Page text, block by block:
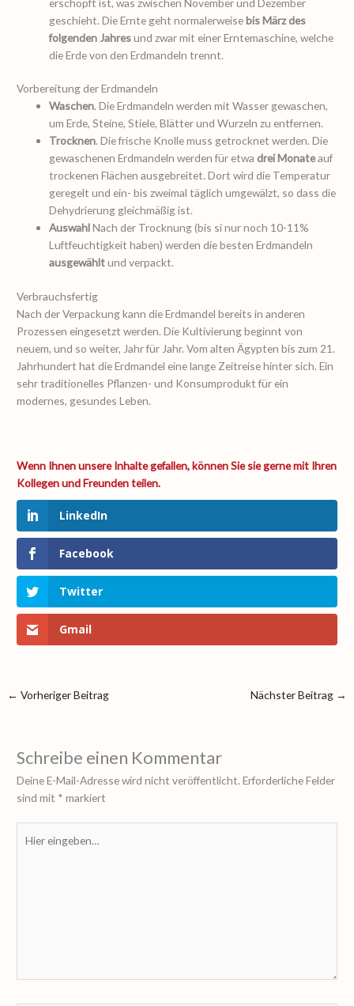
geschieht. Die Ernte geht normalerweisebis März des
folgenden Jahresund zwar mit einer Erntemaschine, welche
die Erde von den Erdmandeln trennt.
Vorbereitung der Erdmandeln
Waschen. Die Erdmandeln werden mit Wasser gewaschen,
um Erde, Steine, Stiele, Blätter und Wurzeln zu entfernen.
Trocknen. Die frische Knolle muss getrocknet werden. Die
gewaschenen Erdmandeln werden für etwa drei Monateauf
trockenen Flächen ausgebreitet. Dort wird die Temperatur
geregelt und ein- bis zweimal täglich umgewälzt, so dass die
Dehydrierung gleichmäßig ist.
AuswahlNach der Trocknung (bis si nur noch 10-11%
Luftfeuchtigkeit haben) werden die besten Erdmandeln
ausgewähltund verpackt.
Verbrauchsfertig
Nach der Verpackung kann die Erdmandel bereits in anderen
Prozessen eingesetzt werden. Die Kultivierung beginnt von
neuem, und so weiter, Jahr für Jahr. Vom alten Ägypten bis zum 21.
Jahrhundert hat die Erdmandel eine lange Zeitreise hinter sich. Ein
sehr traditionelles Pflanzen- und Konsumprodukt für ein
modernes, gesundes Leben.
LinkedIn
Facebook
Twitter
Gmail
← Vorheriger Beitrag Nächster Beitrag →
Schreibe einen Kommentar
Deine E-Mail-Adresse wird nicht veröffentlicht. Erforderliche Felder
sind mit * markiert
eingeben…